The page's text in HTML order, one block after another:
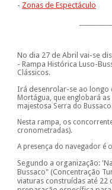
- Zonas de Espectáculo
No dia 27 de Abril vai-se
- Rampa Histórica Luso-
Clássicos.
Irá desenrolar-seao longo
Mortágua, que englobará
majestosa Serra do
Nesta rampa, os
cronometradas).
A presença do navegador é
Segundo a organização:
Bussaco" (Concentração
viaturas construídas até 22